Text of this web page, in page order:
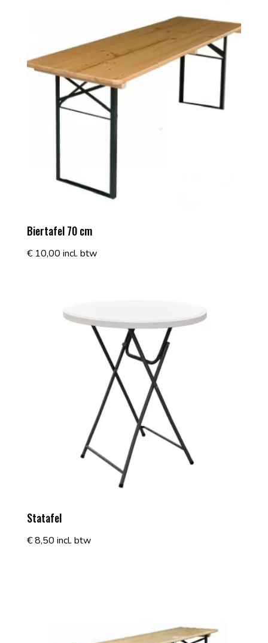
Biertafel 70 cm
€10,00 incl. btw
Statafel
€8,50 incl. btw